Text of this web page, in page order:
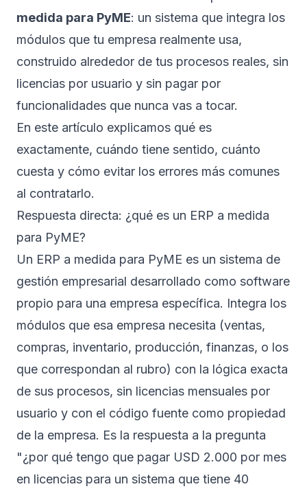
medida para PyME: un sistema que integra los
módulos que tu empresa realmente usa,
construido alrededor de tus procesos reales, sin
licencias por usuario y sin pagar por
funcionalidades que nunca vas a tocar.
En este artículo explicamos qué es
exactamente, cuándo tiene sentido, cuánto
cuesta y cómo evitar los errores más comunes
al contratarlo.
Respuesta directa: ¿qué es un ERP a medida
para PyME?
Un ERP a medida para PyME es un sistema de
gestión empresarial desarrollado como software
propio para una empresa específica. Integra los
módulos que esa empresa necesita (ventas,
compras, inventario, producción, finanzas, o los
que correspondan al rubro) con la lógica exacta
de sus procesos, sin licencias mensuales por
usuario y con el código fuente como propiedad
de la empresa. Es la respuesta a la pregunta
"¿por qué tengo que pagar USD 2.000 por mes
en licencias para un sistema que tiene 40